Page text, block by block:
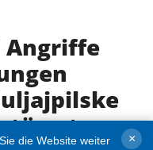
Angriffe
die Website weiter
×